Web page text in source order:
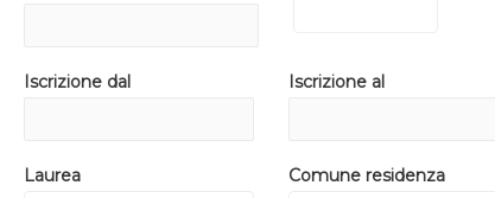
Iscrizione dal Iscrizione al
Laurea Comune residenza